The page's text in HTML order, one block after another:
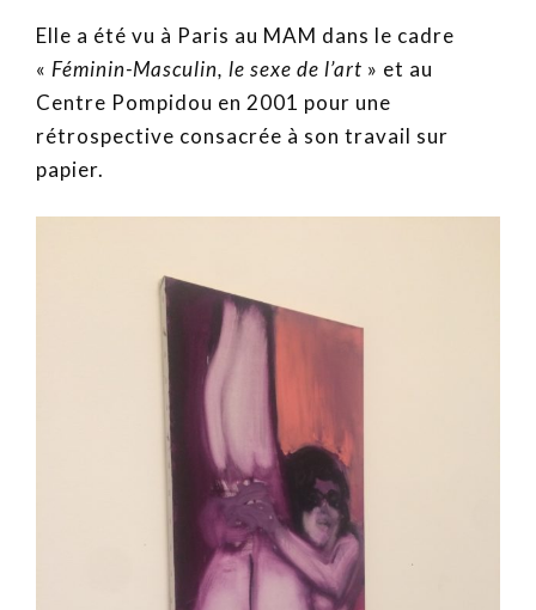
Elle a été vu à Paris au MAM dans le cadre
« Féminin-Masculin, le sexe de l’art » et au
Centre Pompidou en 2001 pour une
rétrospective consacrée à son travail sur
papier.